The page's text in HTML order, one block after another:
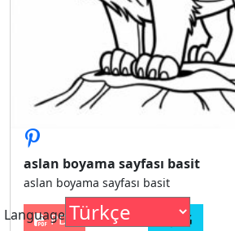
aslan boyama sayfası basit
aslan boyama sayfası basit
PDF JPG
Language